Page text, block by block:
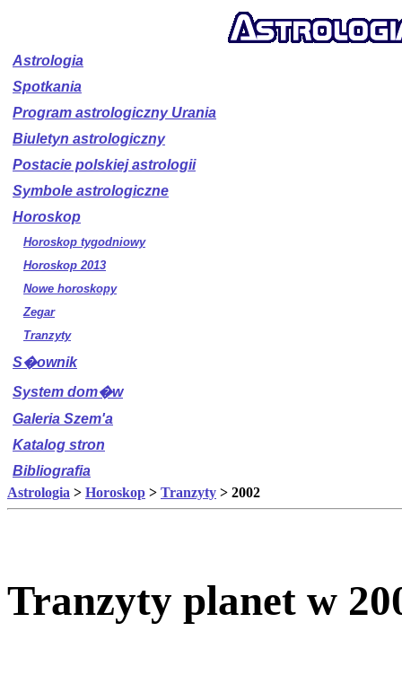
Astrologia
Spotkania
Program astrologiczny Urania
Biuletyn astrologiczny
Postacie polskiej astrologii
Symbole astrologiczne
Horoskop
Horoskop tygodniowy
Horoskop 2013
Nowe horoskopy
Zegar
Tranzyty
S�ownik
System dom�w
Galeria Szem'a
Katalog stron
Bibliografia
Astrologia > Horoskop > Tranzyty > 2002
Tranzyty planet w